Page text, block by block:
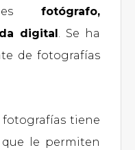
es fotógrafo,
digital. Se ha
de fotografías
tiene
que le permiten